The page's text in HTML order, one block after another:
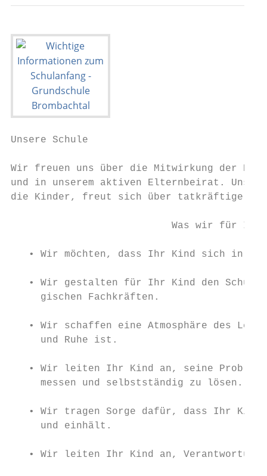
Unsere Schule
Wir freuen uns über die Mitwirkung der
und in unserem aktiven Elternbeirat.
die Kinder, freut sich über tatkräftige
Was wir für Ihr
• Wir möchten, dass Ihr Kind sich in
• Wir gestalten für Ihr Kind den
     gischen Fachkräften.
• Wir schaffen eine Atmosphäre des
     und Ruhe ist.
• Wir leiten Ihr Kind an, seine
     messen und selbstständig zu lösen.
• Wir tragen Sorge dafür, dass Ihr
     und einhält.
• Wir leiten Ihr Kind an, Verantwortung